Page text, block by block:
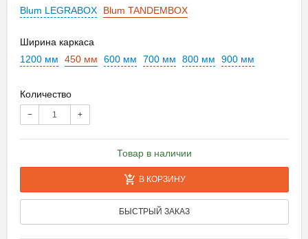
Blum LEGRABOX
Blum TANDEMBOX
Ширина каркаса
1200 мм
450 мм 600 мм 700 мм 800 мм 900 мм
Количество
− +
Товар в наличии
В КОРЗИНУ
БЫСТРЫЙ ЗАКАЗ